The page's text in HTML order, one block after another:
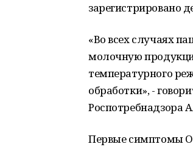
зарегистрировано
«Во всех случаях
молочную
температурного
обработки», -
Роспотребнадзора
Первые симптомы